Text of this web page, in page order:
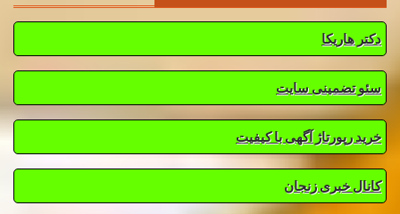
دکتر هاریکا
سئو تضمینی سایت
خرید رپورتاژ آگهی با کیفیت
کانال خبری زنجان